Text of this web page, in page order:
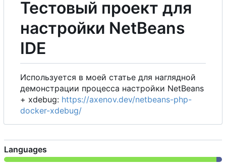
Тестовый проект для
настройки NetBeans
IDE
Используется в моей статье для наглядной
демонстрации процесса настройки NetBeans
+ xdebug: https://axenov.dev/netbeans-php-
docker-xdebug/
Languages